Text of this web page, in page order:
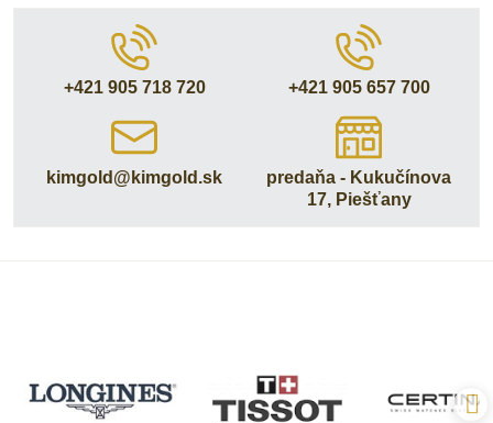
+421 905 718 720 +421 905 657 700
kimgold​@kimgold​.sk
predaňa - Kukučínova
17, Piešťany